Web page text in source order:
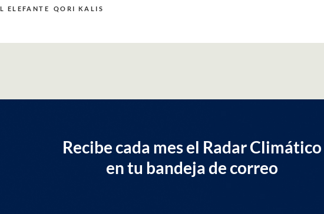
ELEFANTE QORI KALIS
Recibe cada mes el Radar Climático
en tu bandeja de correo